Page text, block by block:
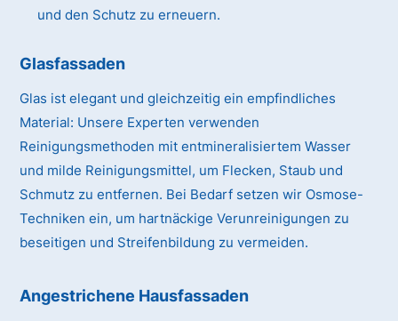
und den Schutz zu erneuern.
Glasfassaden
Glas ist elegant und gleichzeitig ein empfindliches
Material: Unsere Experten verwenden
Reinigungsmethoden mit entmineralisiertem Wasser
und milde Reinigungsmittel, um Flecken, Staub und
Schmutz zu entfernen. Bei Bedarf setzen wir Osmose-
Techniken ein, um hartnäckige Verunreinigungen zu
beseitigen und Streifenbildung zu vermeiden.
Angestrichene Hausfassaden